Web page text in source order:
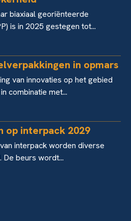
biaxiaal georiënteerde
is in 2025 gestegen tot...
in opmars
van innovaties op het gebied
combinatie met...
op interpack 2029
interpack worden diverse
beurs wordt...